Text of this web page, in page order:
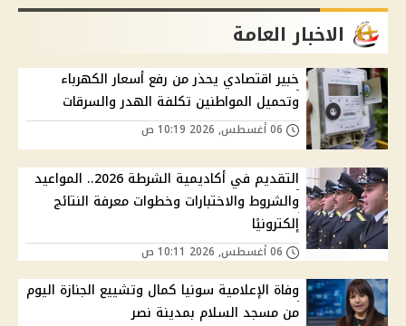
الاخبار العامة
خبير اقتصادي يحذر من رفع أسعار الكهرباء
وتحميل المواطنين تكلفة الهدر والسرقات
التقديم في أكاديمية الشرطة 2026.. المواعيد
والشروط والاختبارات وخطوات معرفة النتائج
إلكترونيًا
وفاة الإعلامية سونيا كمال وتشييع الجنازة اليوم
من مسجد السلام بمدينة نصر